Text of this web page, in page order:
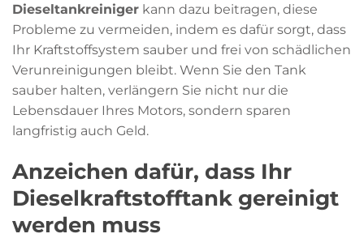
Dieseltankreiniger kann dazu beitragen, diese
Probleme zu vermeiden, indem es dafür sorgt, dass
Ihr Kraftstoffsystem sauber und frei von schädlichen
Verunreinigungen bleibt. Wenn Sie den Tank
sauber halten, verlängern Sie nicht nur die
Lebensdauer Ihres Motors, sondern sparen
langfristig auch Geld.
Anzeichen dafür, dass Ihr
Dieselkraftstofftank gereinigt
werden muss